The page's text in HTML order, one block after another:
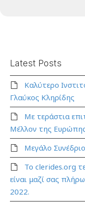
Latest Posts
Καλύτερο
Γλαύκος Κληρίδης
Με τεράστια
Μέλλον της
Μεγάλο
Το clerides.org
είναι μαζί σας
2022.